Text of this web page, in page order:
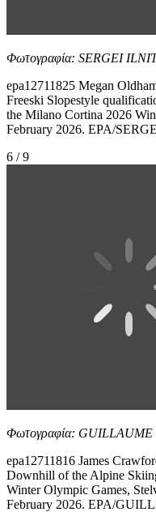
Φωτογραφία: SERGEI
epa12711825 Megan
Freeski Slopestyle
the Milano Cortina 2026
February 2026. EPA/
6 / 9
Φωτογραφία:
epa12711816 James
Downhill of the Alpine
Winter Olympic Games,
February 2026. EPA/